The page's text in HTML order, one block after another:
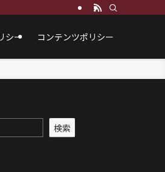
シー コンテンツポリシー
検索